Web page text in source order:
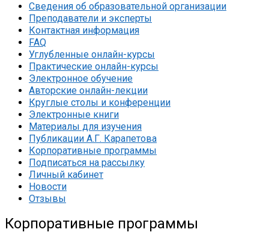
Сведения об образовательной организации
Преподаватели и эксперты
Контактная информация
FAQ
Углубленные онлайн-курсы
Практические онлайн-курсы
Электронное обучение
Авторские онлайн-лекции
Круглые столы и конференции
Электронные книги
Материалы для изучения
Публикации А.Г. Карапетова
Корпоративные программы
Подписаться на рассылку
Личный кабинет
Новости
Отзывы
Корпоративные программы